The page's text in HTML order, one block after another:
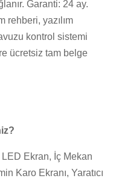
Garanti: 24 ay.
rehberi, yazılım
kontrol sistemi
ücretsiz tam belge
Ekran, İç Mekan
Karo Ekranı, Yaratıcı